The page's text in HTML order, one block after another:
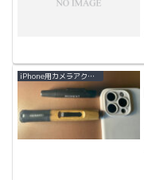
iPhone用カメラアクセサリー